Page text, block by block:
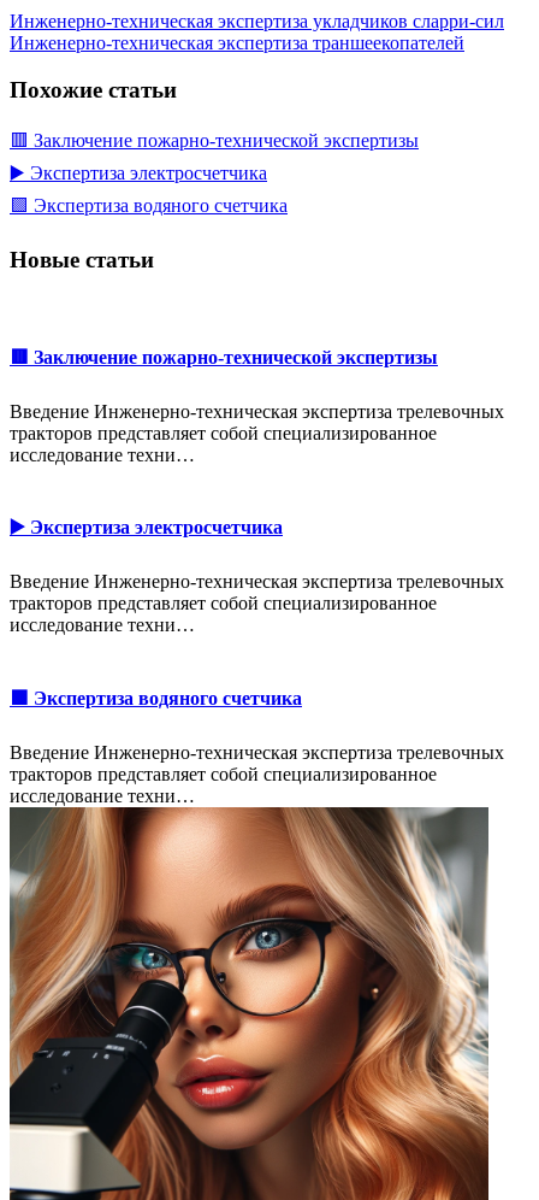
Инженерно-техническая экспертиза укладчиков сларри-сил
Инженерно-техническая экспертиза траншеекопателей
Похожие статьи
🟥 Заключение пожарно-технической экспертизы
▶️ Экспертиза электросчетчика
🟩 Экспертиза водяного счетчика
Новые статьи
🟥 Заключение пожарно-технической экспертизы
Введение Инженерно-техническая экспертиза трелевочных
тракторов представляет собой специализированное
исследование техни…
▶️ Экспертиза электросчетчика
Введение Инженерно-техническая экспертиза трелевочных
тракторов представляет собой специализированное
исследование техни…
🟩 Экспертиза водяного счетчика
Введение Инженерно-техническая экспертиза трелевочных
тракторов представляет собой специализированное
исследование техни…